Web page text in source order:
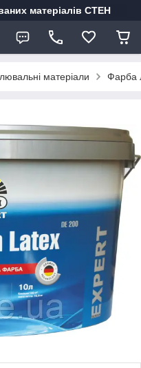
матеріалів СТЕН
матеріали Фарба